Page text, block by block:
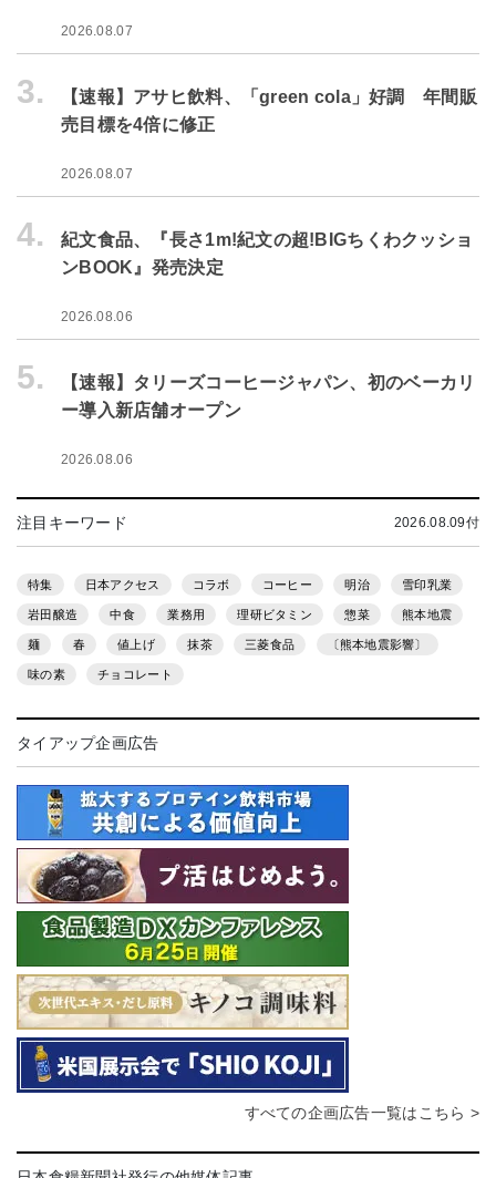
2026.08.07
3.
【速報】アサヒ飲料、「green cola」好調 年間販
売目標を4倍に修正
2026.08.07
4.
紀文食品、『長さ1m!紀文の超!BIGちくわクッショ
ンBOOK』発売決定
2026.08.06
5.
【速報】タリーズコーヒージャパン、初のベーカリ
ー導入新店舗オープン
2026.08.06
注目キーワード 2026.08.09付
特集 日本アクセス コラボ コーヒー 明治 雪印乳業
岩田醸造 中食 業務用 理研ビタミン 惣菜 熊本地震
麺 春 値上げ 抹茶 三菱食品 〔熊本地震影響〕
味の素 チョコレート
タイアップ企画広告
すべての企画広告一覧はこちら >